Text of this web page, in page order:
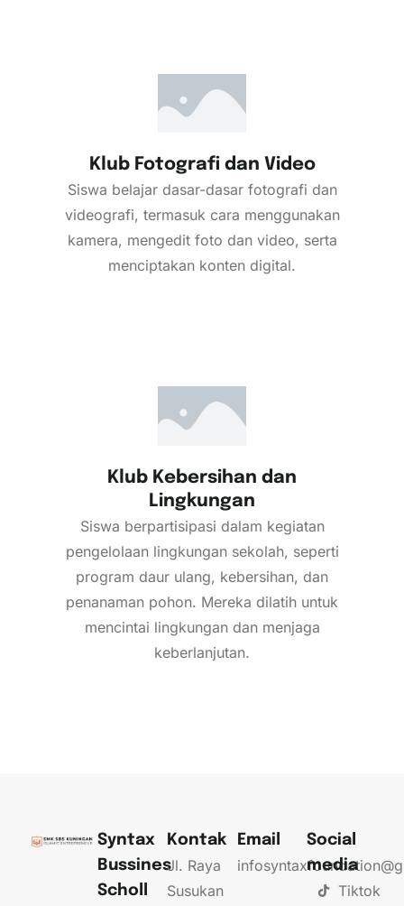
Klub Fotografi dan Video
Siswa belajar dasar-dasar fotografi dan
videografi, termasuk cara menggunakan
kamera, mengedit foto dan video, serta
menciptakan konten digital.
Klub Kebersihan dan
Lingkungan
Siswa berpartisipasi dalam kegiatan
pengelolaan lingkungan sekolah, seperti
program daur ulang, kebersihan, dan
penanaman pohon. Mereka dilatih untuk
mencintai lingkungan dan menjaga
keberlanjutan.
Syntax
Bussines
Scholl
Kontak
Jl. Raya
Susukan
Email
Social
media
Tiktok